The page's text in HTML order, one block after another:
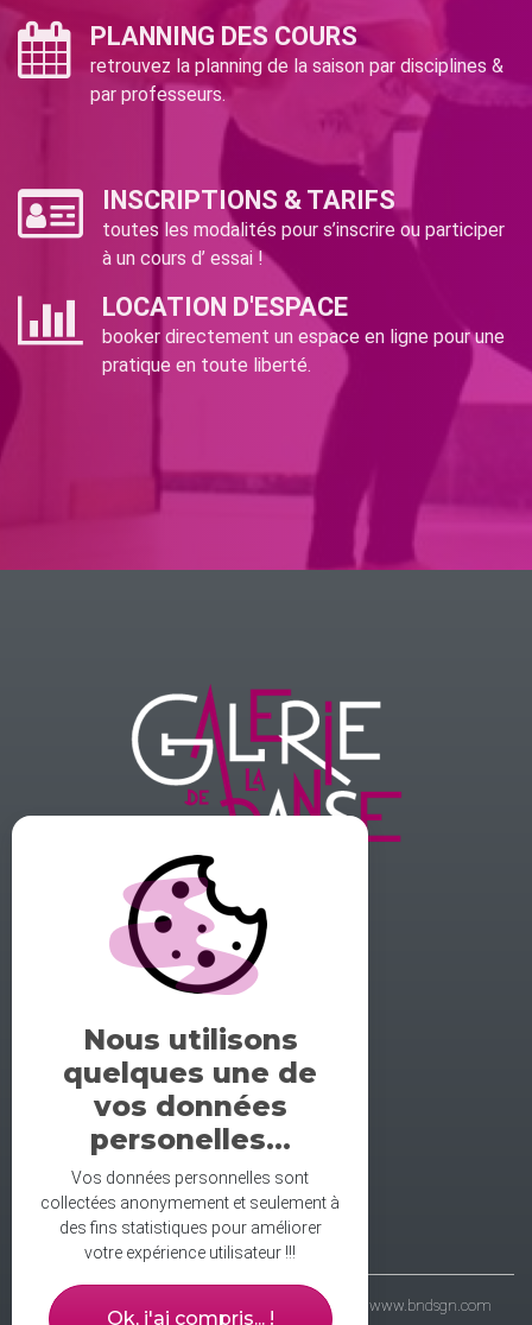
PLANNING DES COURS
retrouvez la planning de la saison par disciplines &
par professeurs.
INSCRIPTIONS & TARIFS
toutes les modalités pour s’inscrire ou participer
à un cours d’ essai !
LOCATION D'ESPACE
booker directement un espace en ligne pour une
pratique en toute liberté.
GALERIE DE LA DANSE
1 rue midol 25000 Besançon
tel: 06.71.93.54.75
contact@galeriedeladanse.fr
facebook/galeriedeladanse
instagram/lagaleriedeladanse
- galerie de la danse © 2021 - wbdsgn & wbdvp : www.bndsgn.com
Nous utilisons
quelques une de
vos données
personelles...
Vos données personnelles sont
collectées anonymement et seulement à
des fins statistiques pour améliorer
votre expérience utilisateur !!!
Ok, j'ai compris... !